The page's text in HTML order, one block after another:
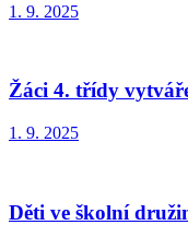
1. 9. 2025
Žáci 4. třídy
1. 9. 2025
Děti ve školní